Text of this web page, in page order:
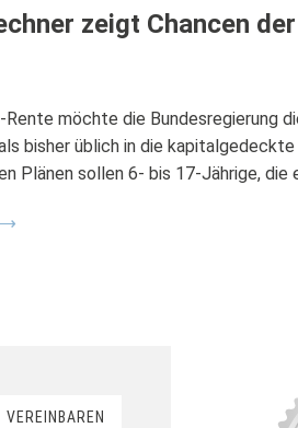
zeigt Chancen
möchte die Bundesregierung
bisher üblich in die
Plänen sollen 6- bis 17-Jährige, die
VEREINBAREN